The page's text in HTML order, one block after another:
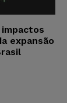
expansão